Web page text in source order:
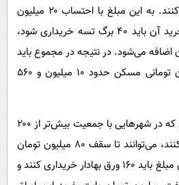
هزار تومان صرف خرید آن کنند. به این مبلغ با احتساب ۲۰ میلیون
تومان وام جعاله که بابت خرید آن باید ۴۰ برگ تسه خریداری شود،
هزار تومان اضافه می‌شود. در نتیجه در مجموع باید
برای دریافت وام ۱۲۰ میلیون تومانی مسکن حدود ۱۰ میلیون و ۵۶۰
همچنین زوج‌های غیر تهرانی که در شهرهایی با جمعیت بیش‌تر از ۲۰۰
هزار نفر جمعیت زندگی می‌کنند، می‌توانند تا سقف ۸۰ میلیون تومان
وام بگیرند که برای گرفتن این مبلغ باید ۱۶۰ ورق بهادار خریداری کنند و